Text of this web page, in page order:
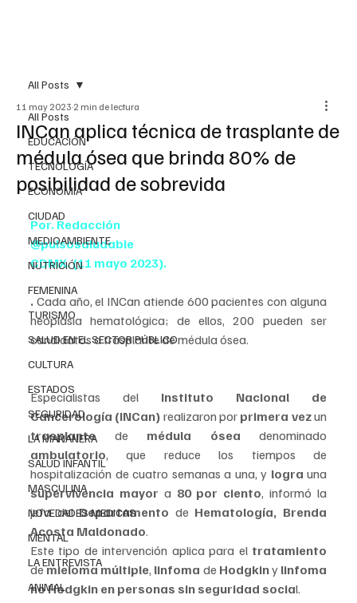
All Posts
EDUCACIÓN
TECNOLOGÍA
ECONOMÍA
CIUDAD
MEDIOAMBIENTE
NUTRICIÓN
FEMENINA
TURISMO
SALUD EN EL SECTOR PÚBLICO
CULTURA
ESTADOS
SEGURIDAD
LA MAÑANERA
SALUD INFANTIL
MASCULINA
NOVEDADES MEDICAS
MENTAL
LA ENTREVISTA
ANIMAL
All Posts
INCan aplica técnica de trasplante de
médula ósea que brinda 80% de
posibilidad de sobrevida
11 may 2023 2 min de lectura
Por. Redacción
@pulsosaludable
CDMX. (11 mayo 2023).
. Cada año, el INCan atiende 600 pacientes con alguna
neoplasia hematológica; de ellos, 200 pueden ser
candidatos a trasplante de médula ósea.
Especialistas del Instituto Nacional de
Cancerología (INCan) realizaron por primera vez
trasplante de médula ósea
ambulatorio, que reduce los tiempos de
hospitalización de cuatro semanas a una, y logra
supervivencia mayor a 80 por ciento, informó la
jefa del Departamento de Hematología, Brenda
Acosta Maldonado.
Este tipo de intervención aplica para el
de mieloma múltiple, linfoma de Hodgkin y linfoma
no Hodgkin en personas sin seguridad social.